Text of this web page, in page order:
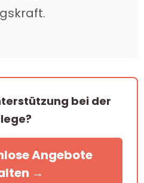
bei der
Angebote
→